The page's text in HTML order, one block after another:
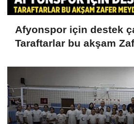
Afyonspor için destek
Taraftarlar bu akşam